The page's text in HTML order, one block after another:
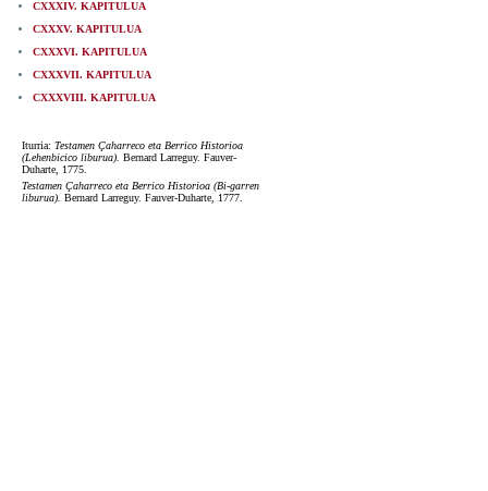
CXXXIV. KAPITULUA
CXXXV. KAPITULUA
CXXXVI. KAPITULUA
CXXXVII. KAPITULUA
CXXXVIII. KAPITULUA
Iturria: Testamen Çaharreco eta Berrico Historioa
(Lehenbicico liburua). Bernard Larreguy. Fauver-
Duharte, 1775.
Testamen Çaharreco eta Berrico Historioa (Bi-garren
liburua). Bernard Larreguy. Fauver-Duharte, 1777.